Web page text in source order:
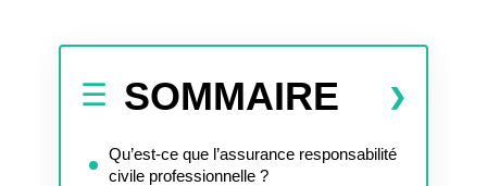
SOMMAIRE
Qu’est-ce que l’assurance responsabilité
civile professionnelle ?